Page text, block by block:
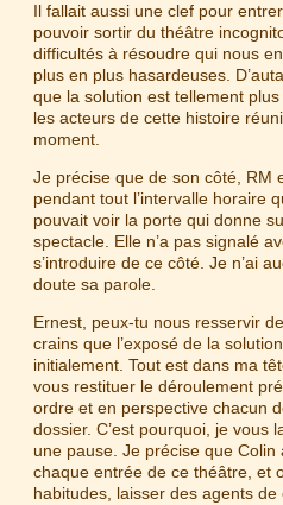
Il fallait aussi une clef pour
pouvoir sortir du théâtre
difficultés à résoudre qui nous
plus en plus hasardeuses.
que la solution est tellement
les acteurs de cette histoire
moment.
Je précise que de son côté, RM
pendant tout l’intervalle horaire
pouvait voir la porte qui donne
spectacle. Elle n’a pas signalé
s’introduire de ce côté. Je n’ai
doute sa parole.
Ernest, peux-tu nous resservir
crains que l’exposé de la
initialement. Tout est dans ma
vous restituer le déroulement
ordre et en perspective chacun
dossier. C’est pourquoi, je vous
une pause. Je précise que
chaque entrée de ce théâtre, et
habitudes, laisser des agents de